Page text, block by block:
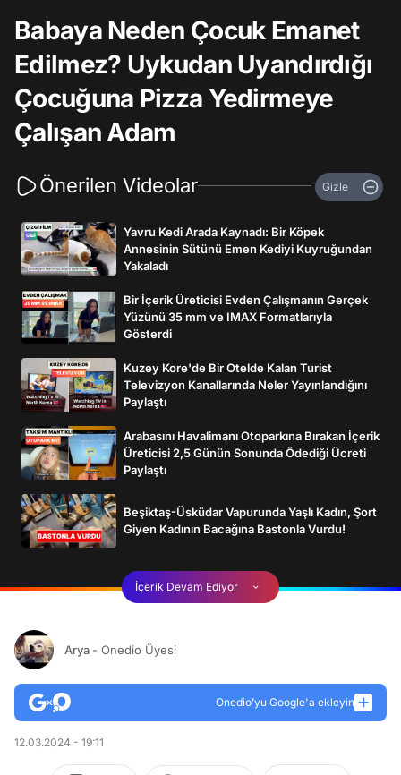
Babaya Neden Çocuk Emanet
Edilmez? Uykudan Uyandırdığı
Çocuğuna Pizza Yedirmeye
Çalışan Adam
Önerilen Videolar Gizle
Yavru Kedi Arada Kaynadı: Bir Köpek
Annesinin Sütünü Emen Kediyi Kuyruğundan
Yakaladı
Bir İçerik Üreticisi Evden Çalışmanın Gerçek
Yüzünü 35 mm ve IMAX Formatlarıyla
Gösterdi
Kuzey Kore'de Bir Otelde Kalan Turist
Televizyon Kanallarında Neler Yayınlandığını
Paylaştı
Arabasını Havalimanı Otoparkına Bırakan İçerik
Üreticisi 2,5 Günün Sonunda Ödediği Ücreti
Paylaştı
Beşiktaş-Üsküdar Vapurunda Yaşlı Kadın, Şort
Giyen Kadının Bacağına Bastonla Vurdu!
İçerik Devam Ediyor
Arya - Onedio Üyesi
Onedio’yu Google'a ekleyin
12.03.2024 - 19:11